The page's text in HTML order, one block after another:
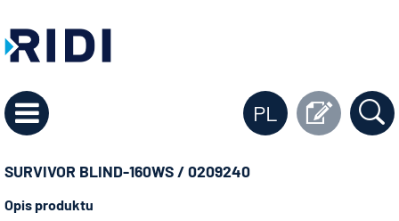
PL
SURVIVOR BLIND-160WS / 0209240
Opis produktu